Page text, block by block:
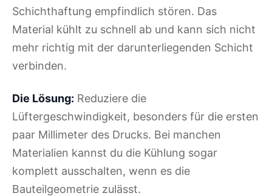
Schichthaftung empfindlich stören. Das
Material kühlt zu schnell ab und kann sich nicht
mehr richtig mit der darunterliegenden Schicht
verbinden.
Die Lösung: Reduziere die
Lüftergeschwindigkeit, besonders für die ersten
paar Millimeter des Drucks. Bei manchen
Materialien kannst du die Kühlung sogar
komplett ausschalten, wenn es die
Bauteilgeometrie zulässt.